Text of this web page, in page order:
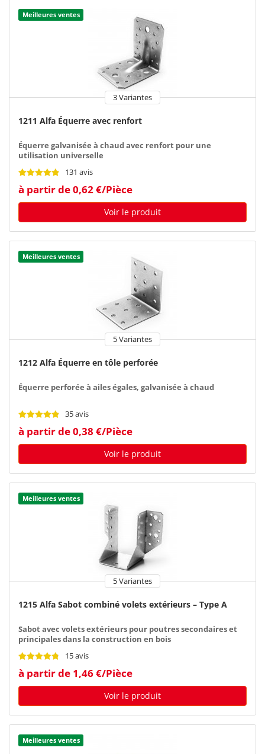
Meilleures ventes
3 Variantes
1211 Alfa Équerre avec renfort
Équerre galvanisée à chaud avec renfort pour une
utilisation universelle
131 avis
à partir de 0,62 €/Pièce
Voir le produit
Meilleures ventes
5 Variantes
1212 Alfa Équerre en tôle perforée
Équerre perforée à ailes égales, galvanisée à chaud
35 avis
à partir de 0,38 €/Pièce
Voir le produit
Meilleures ventes
5 Variantes
1215 Alfa Sabot combiné volets extérieurs – Type A
Sabot avec volets extérieurs pour poutres secondaires et
principales dans la construction en bois
15 avis
à partir de 1,46 €/Pièce
Voir le produit
Meilleures ventes